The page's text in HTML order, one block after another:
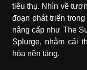
tiêu thụ. Nhìn về
đoạn phát triển
nâng cấp như The
Splurge, nhằm cải
hóa nền tảng.